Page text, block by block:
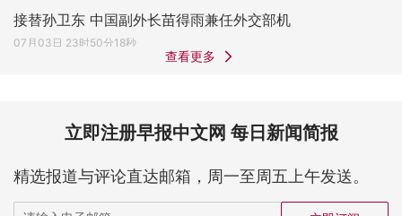
接替孙卫东 中国副外长苗得雨兼任外交部机
07月03日 23时50分18秒
查看更多
立即注册早报中文网 每日新闻简报
精选报道与评论直达邮箱，周一至周五上午发送。